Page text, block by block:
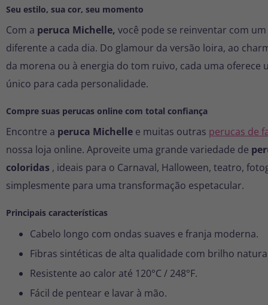
Seu estilo, sua cor, seu momento
Com a peruca Michelle, você pode se reinventar com
diferente a cada dia. Do glamour da versão loira, ao
da morena ou à energia do tom ruivo, cada uma oferece
único para cada personalidade.
Compre suas perucas online com total confiança
Encontre a peruca Michelle e muitas outras perucas de
nossa loja online. Aproveite uma grande variedade de
coloridas , ideais para o Carnaval, Halloween, teatro,
simplesmente para uma transformação espetacular.
Principais características
Cabelo longo com ondas suaves e franja moderna.
Fibras sintéticas de alta qualidade com brilho
Resistente ao calor até 120°C / 248°F.
Fácil de pentear e lavar à mão.